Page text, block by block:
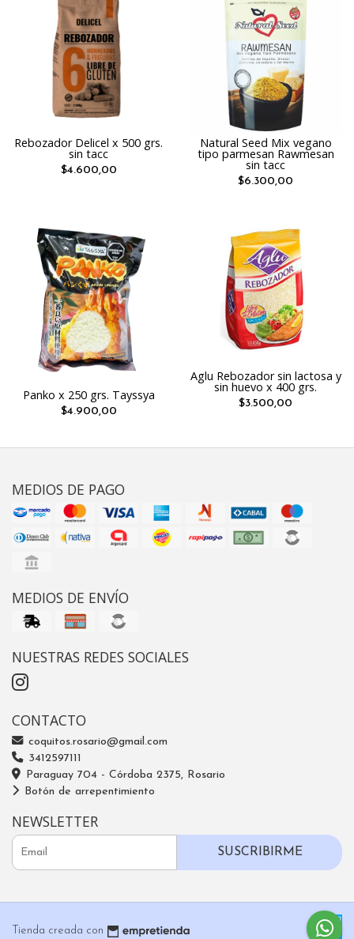
Rebozador Delicel x 500 grs.
sin tacc
$4.600,00
Natural Seed Mix vegano
tipo parmesan Rawmesan
sin tacc
$6.300,00
Panko x 250 grs. Tayssya
$4.900,00
Aglu Rebozador sin lactosa y
sin huevo x 400 grs.
$3.500,00
MEDIOS DE PAGO
MEDIOS DE ENVÍO
NUESTRAS REDES SOCIALES
CONTACTO
coquitos.rosario@gmail.com
3412597111
Paraguay 704 - Córdoba 2375, Rosario
Botón de arrepentimiento
NEWSLETTER
SUSCRIBIRME
Tienda creada con